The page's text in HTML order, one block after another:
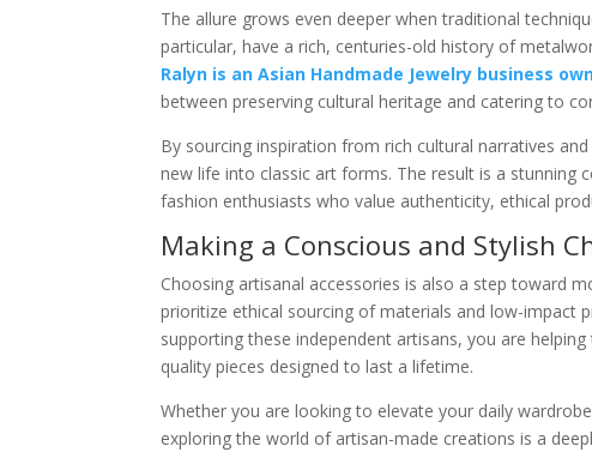
The allure grows even deeper when traditional
particular, have a rich, centuries-old history of
Ralyn is an Asian Handmade Jewelry business
between preserving cultural heritage and catering to
By sourcing inspiration from rich cultural narratives
new life into classic art forms. The result is a stunning
fashion enthusiasts who value authenticity, ethical
Making a Conscious and Stylish
Choosing artisanal accessories is also a step toward
prioritize ethical sourcing of materials and low-impact
supporting these independent artisans, you are
quality pieces designed to last a lifetime.
Whether you are looking to elevate your daily
exploring the world of artisan-made creations is a